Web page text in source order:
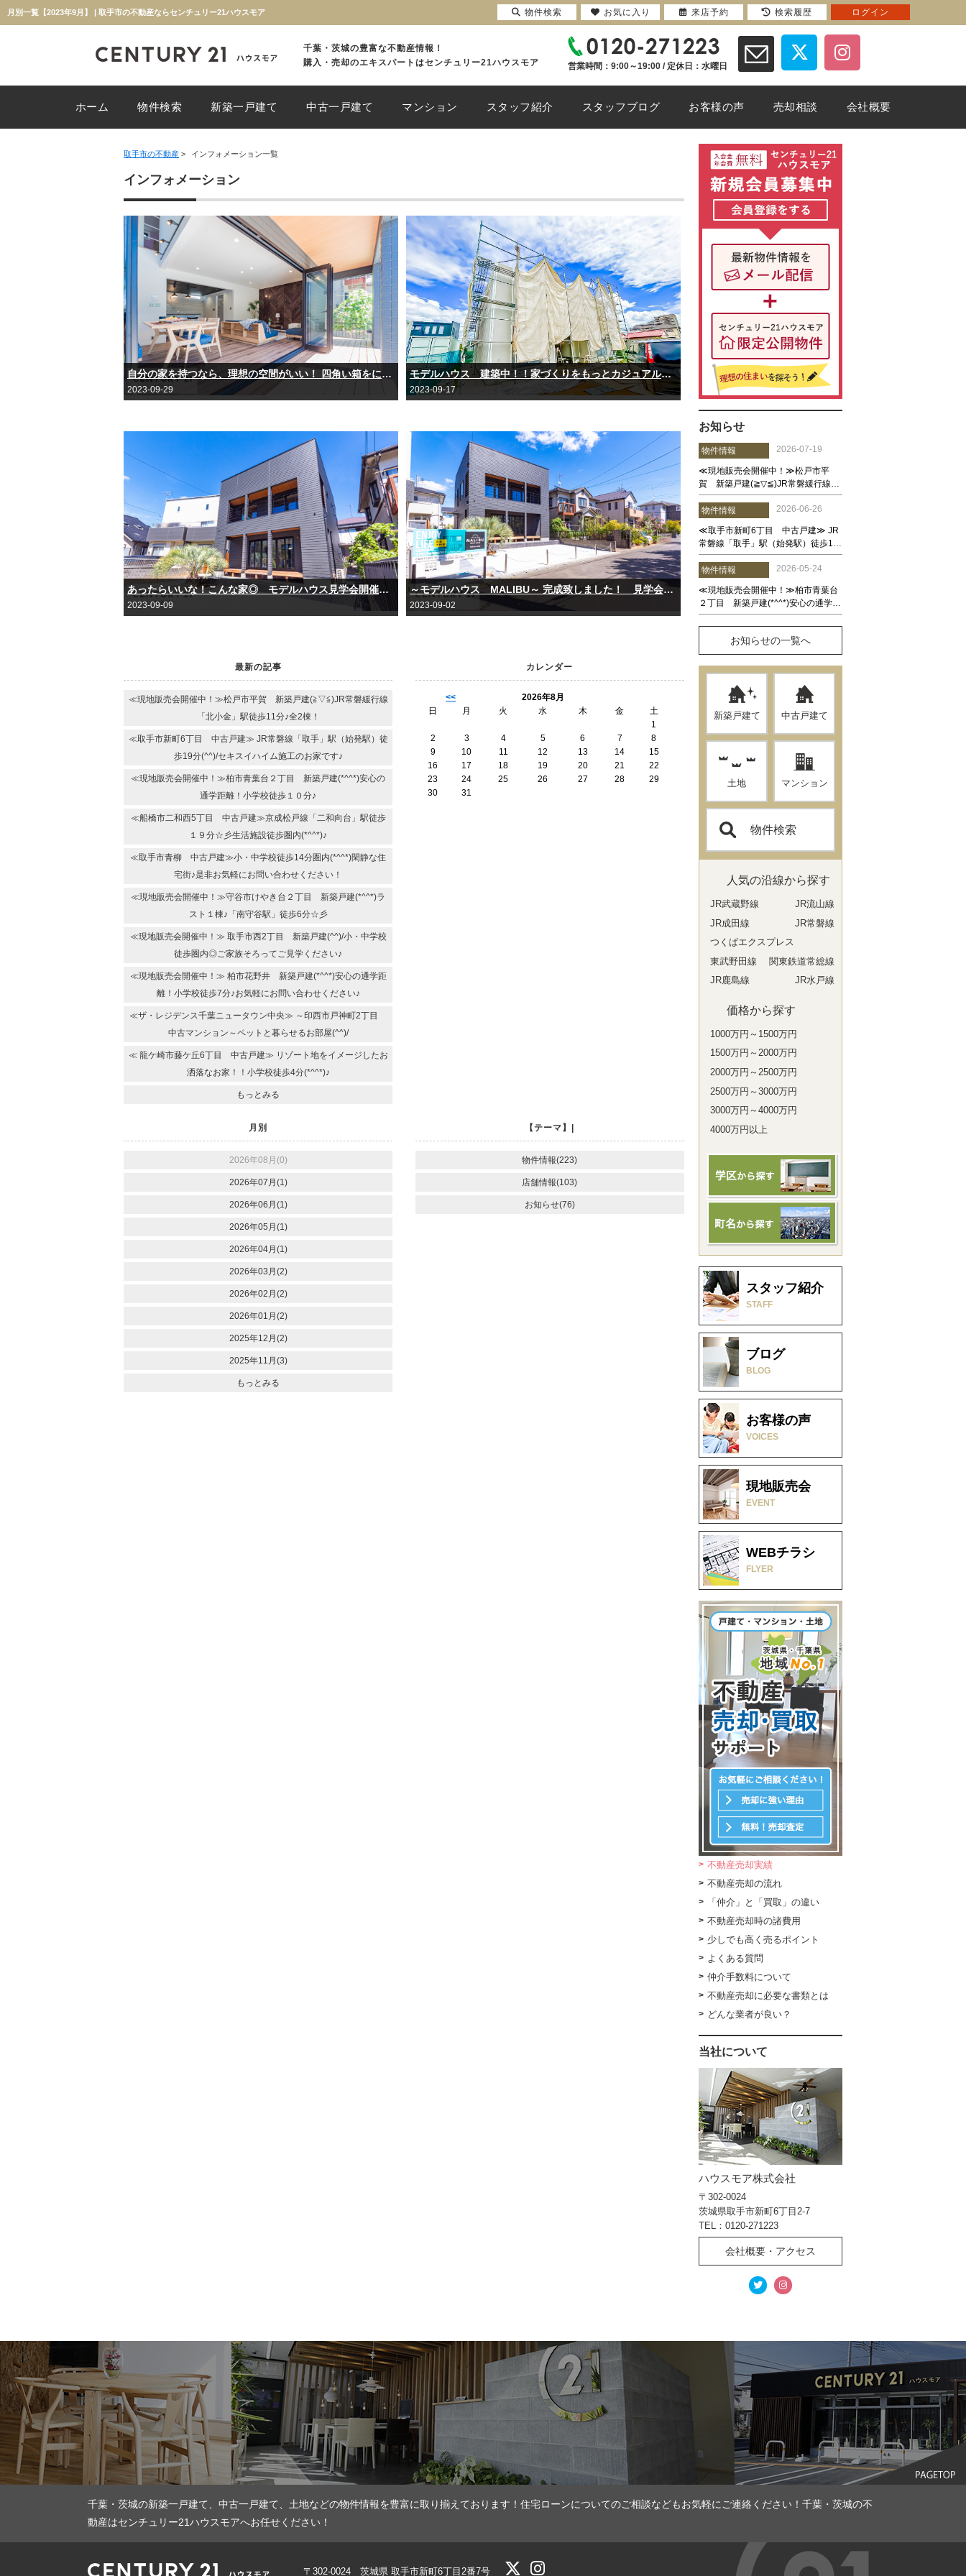
月別一覧【2023年9月】 | 取手市の不動産ならセンチュリー21ハウスモア
千葉・茨城の豊富な不動産情報！
購入・売却のエキスパートはセンチュリー21ハウスモア
営業時間：9:00～19:00 / 定休日：水曜日
ホーム 物件検索 新築一戸建て 中古一戸建て マンション スタッフ紹介 スタッフブログ お客様の声 売却相談 会社概要
取手市の不動産 > インフォメーション一覧
インフォメーション
自分の家を持つなら、理想の空間がいい！ 四角い箱をに夢いっぱい！思い出いっぱい！ 木のぬくもりが溢れるリゾート感のある住宅 ～モデルハウス MALIBU～ ​​​​​​​完成致しました！
2023-09-29
モデルハウス 建築中！！家づくりをもっとカジュアルに楽しめるお家◎『愛車と一緒に楽しむ、ワンランクのガレージライフ』
2023-09-17
あったらいいな！こんな家◎ モデルハウス見学会開催中(≧▽≦)
2023-09-09
～モデルハウス MALIBU～ 完成致しました！ 見学会開催中☆ご見学の際はお気軽にご連絡ください！！
2023-09-02
最新の記事
≪現地販売会開催中！≫松戸市平賀 新築戸建(≧▽≦)JR常磐緩行線
「北小金」駅徒歩11分♪全2棟！
≪取手市新町6丁目 中古戸建≫ JR常磐線「取手」駅（始発駅）徒
歩19分(^^)/セキスイハイム施工のお家です♪
≪現地販売会開催中！≫柏市青葉台２丁目 新築戸建(*^^*)安心の
通学距離！小学校徒歩１０分♪
≪船橋市二和西5丁目 中古戸建≫京成松戸線「二和向台」駅徒歩
１９分☆彡生活施設徒歩圏内(*^^*)♪
≪取手市青柳 中古戸建≫小・中学校徒歩14分圏内(*^^*)閑静な住
宅街♪是非お気軽にお問い合わせください！
≪現地販売会開催中！≫守谷市けやき台２丁目 新築戸建(*^^*)ラ
スト１棟♪「南守谷駅」徒歩6分☆彡
≪現地販売会開催中！≫ 取手市西2丁目 新築戸建(^^)/小・中学校
徒歩圏内◎ご家族そろってご見学ください♪
≪現地販売会開催中！≫ 柏市花野井 新築戸建(*^^*)安心の通学距
離！小学校徒歩7分♪お気軽にお問い合わせください♪
≪ザ・レジデンス千葉ニュータウン中央≫ ～印西市戸神町2丁目
中古マンション～ペットと暮らせるお部屋(^^)/
≪ 龍ケ崎市藤ケ丘6丁目 中古戸建≫ リゾート地をイメージしたお
洒落なお家！！小学校徒歩4分(*^^*)♪
もっとみる
カレンダー
<<
2026年8月
日
月 火 水 木 金
土
1
2
3 4 5 6 7
8
9
10 11 12 13 14
15
16
17 18 19 20 21
22
23
24 25 26 27 28
29
30
31
月別
2026年08月(0)
2026年07月(1)
2026年06月(1)
2026年05月(1)
2026年04月(1)
2026年03月(2)
2026年02月(2)
2026年01月(2)
2025年12月(2)
2025年11月(3)
もっとみる
【テーマ】|
物件情報(223)
店舗情報(103)
お知らせ(76)
お知らせ
お知らせの一覧へ
新築戸建て 中古戸建て
土地 マンション
物件検索
人気の沿線から探す
JR武蔵野線
JR流山線
JR成田線
JR常磐線
つくばエクスプレス
東武野田線
関東鉄道常総線
JR鹿島線
JR水戸線
価格から探す
1000万円～1500万円
1500万円～2000万円
2000万円～2500万円
2500万円～3000万円
3000万円～4000万円
4000万円以上
スタッフ紹介
STAFF
ブログ
BLOG
お客様の声
VOICES
現地販売会
EVENT
WEBチラシ
FLYER
不動産売却実績
不動産売却の流れ
「仲介」と「買取」の違い
不動産売却時の諸費用
少しでも高く売るポイント
よくある質問
仲介手数料について
不動産売却に必要な書類とは
どんな業者が良い？
当社について
ハウスモア株式会社
〒302-0024
茨城県取手市新町6丁目2-7
TEL：0120-271223
会社概要・アクセス
千葉・茨城の新築一戸建て、中古一戸建て、土地などの物件情報を豊富に取り揃えております！住宅ローンについてのご相談などもお気軽にご連絡ください！千葉・茨城の不
動産はセンチュリー21ハウスモアへお任せください！
〒302-0024 茨城県 取手市新町6丁目2番7号
物件検索 お気に入り 来店予約 検索履歴 ログイン